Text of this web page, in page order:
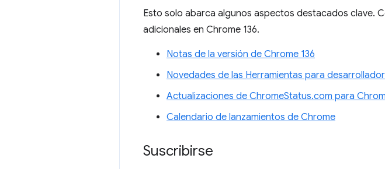
Esto solo abarca algunos aspectos destacados clave.
adicionales en Chrome 136.
Notas de la versión de Chrome 136
Novedades de las Herramientas para
Actualizaciones de ChromeStatus.com para
Calendario de lanzamientos de Chrome
Suscribirse